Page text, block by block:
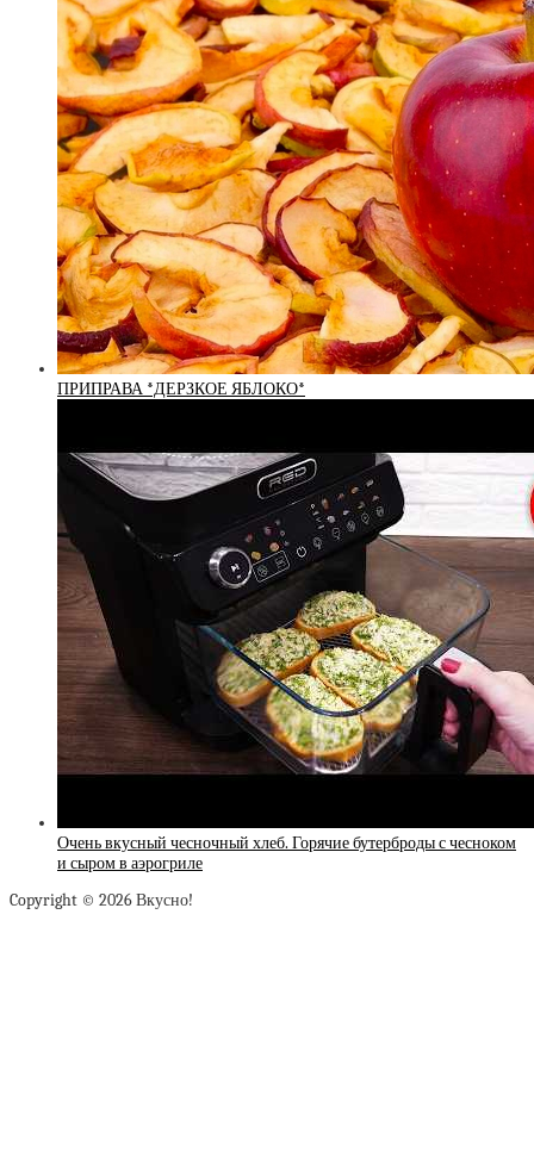
ПРИПРАВА *ДЕРЗКОЕ ЯБЛОКО*
Очень вкусный чесночный хлеб. Горячие бутерброды с чесноком
и сыром в аэрогриле
Copyright © 2026 Вкусно!